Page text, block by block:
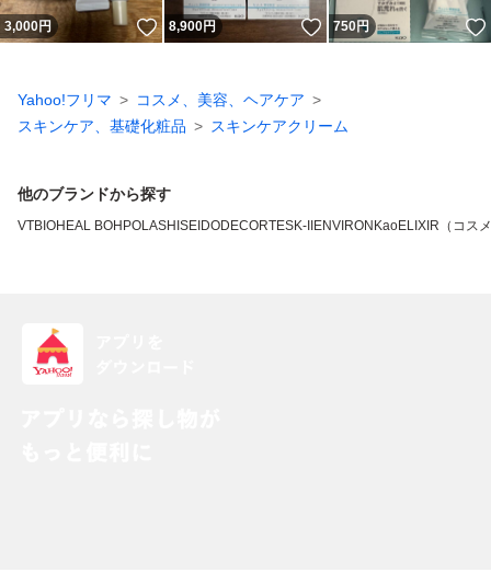
3,000円 いいね！
8,900円 いいね！
750円
Yahoo!フリマ
コスメ、美容、ヘアケア
スキンケア、基礎化粧品
スキンケアクリーム
他のブランドから探す
VTBIOHEAL BOH POLASHISEIDODECORTESK-II ENVIRON KaoELIXIR（コス